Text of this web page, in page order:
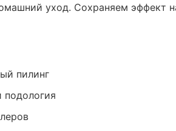
уход. Сохраняем эффект
пилинг